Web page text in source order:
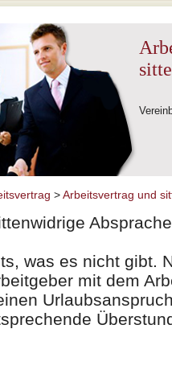
>Arbeitsvertrag und
was es nicht gibt.
mit dem